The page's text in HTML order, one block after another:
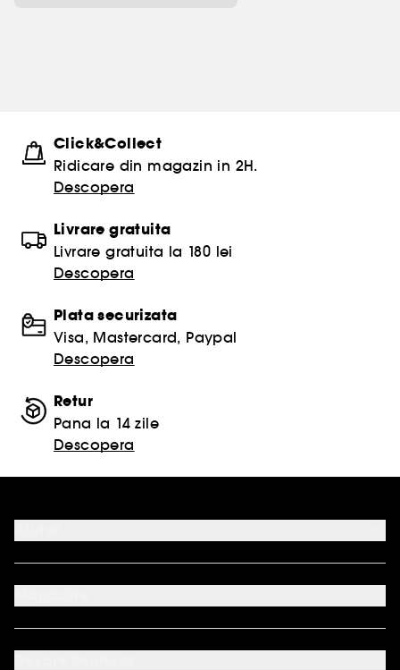
Click&Collect
Ridicare din magazin in 2H.
Descopera
Livrare gratuita
Livrare gratuita la 180 lei
Descopera
Plata securizata
Visa, Mastercard, Paypal
Descopera
Retur
Pana la 14 zile
Descopera
ANPC SAL
ANPC SOL
Contul meu
Conditii de livrare
Retur produse